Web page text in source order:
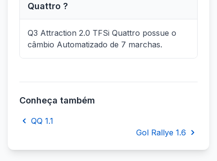
Quattro ?
Q3 Attraction 2.0 TFSi Quattro possue o
câmbio Automatizado de 7 marchas.
Conheça também
QQ 1.1
Gol Rallye 1.6